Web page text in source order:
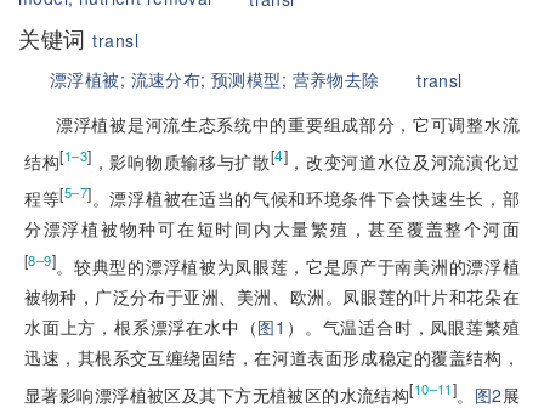
关键词transl
漂浮植被; 流速分布;预测模型; 营养物去除
transl
漂浮植被是河流生态系统中的重要组成部分，它可调整水流
结构[1–3] ，影响物质输移与扩散[4]，改变河道水位及河流演化过
程等[5–7]。漂浮植被在适当的气候和环境条件下会快速生长，部
分漂浮植被物种可在短时间内大量繁殖，甚至覆盖整个河面
[8–9]。较典型的漂浮植被为凤眼莲，它是原产于南美洲的漂浮植
被物种，广泛分布于亚洲、美洲、欧洲。凤眼莲的叶片和花朵在
水面上方，根系漂浮在水中（图1 ）。气温适合时，凤眼莲繁殖
迅速，其根系交互缠绕固结，在河道表面形成稳定的覆盖结构，
显著影响漂浮植被区及其下方无植被区的水流结构[10–11]。 图2 展